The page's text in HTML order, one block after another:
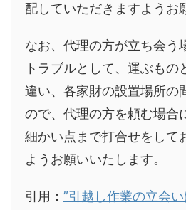
配していただきますようお
なお、代理の方が立ち会う
トラブルとして、運ぶもの
違い、各家財の設置場所の
ので、代理の方を頼む場合
細かい点まで打合せをして
ようお願いいたします。
引用： ”引越し作業の立会い